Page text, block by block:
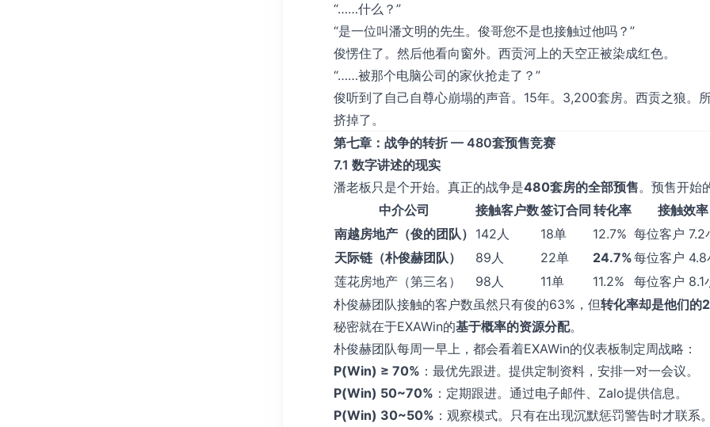
“……什么？”
“是一位叫潘文明的先生。俊哥您不是也接触过他吗？”
俊愣住了。然后他看向窗外。西贡河上的天空正被染成红色。
“……被那个电脑公司的家伙抢走了？”
俊听到了自己自尊心崩塌的声音。15年。3,200套房。西贡之狼。
挤掉了。
第七章：战争的转折 — 480套预售竞赛
7.1 数字讲述的现实
潘老板只是个开始。真正的战争是480套房的全部预售。预售开始
中介公司
接触客户数签订合同 转化率
接触效率
南越房地产（俊的团队） 142人 18单 12.7% 每位客户 7.2
天际链（朴俊赫团队）
89人 22单 24.7%每位客户 4.8
莲花房地产（第三名）
98人 11单 11.2%
每位客户 8.1
朴俊赫团队接触的客户数虽然只有俊的63%，但转化率却是他们的2
秘密就在于EXAWin的基于概率的资源分配。
朴俊赫团队每周一早上，都会看着EXAWin的仪表板制定周战略：
P(Win) ≥ 70% ：最优先跟进。提供定制资料，安排一对一会议。
P(Win) 50~70% ：定期跟进。通过电子邮件、Zalo提供信息。
P(Win) 30~50% ：观察模式。只有在出现沉默惩罚警告时才联系。